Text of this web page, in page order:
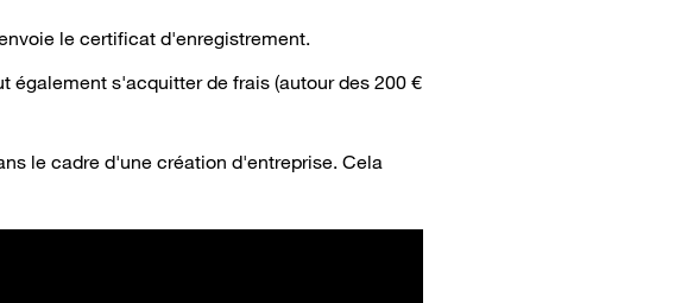
le certificat d'enregistrement.
également s'acquitter de frais (autour des 200 €
le cadre d'une création d'entreprise. Cela